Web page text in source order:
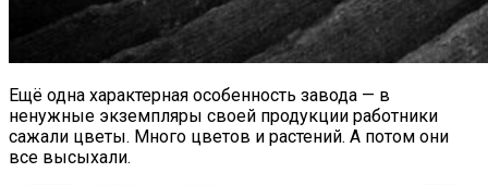
Ещё одна характерная особенность завода — в
ненужные экземпляры своей продукции работники
сажали цветы. Много цветов и растений. А потом они
все высыхали.